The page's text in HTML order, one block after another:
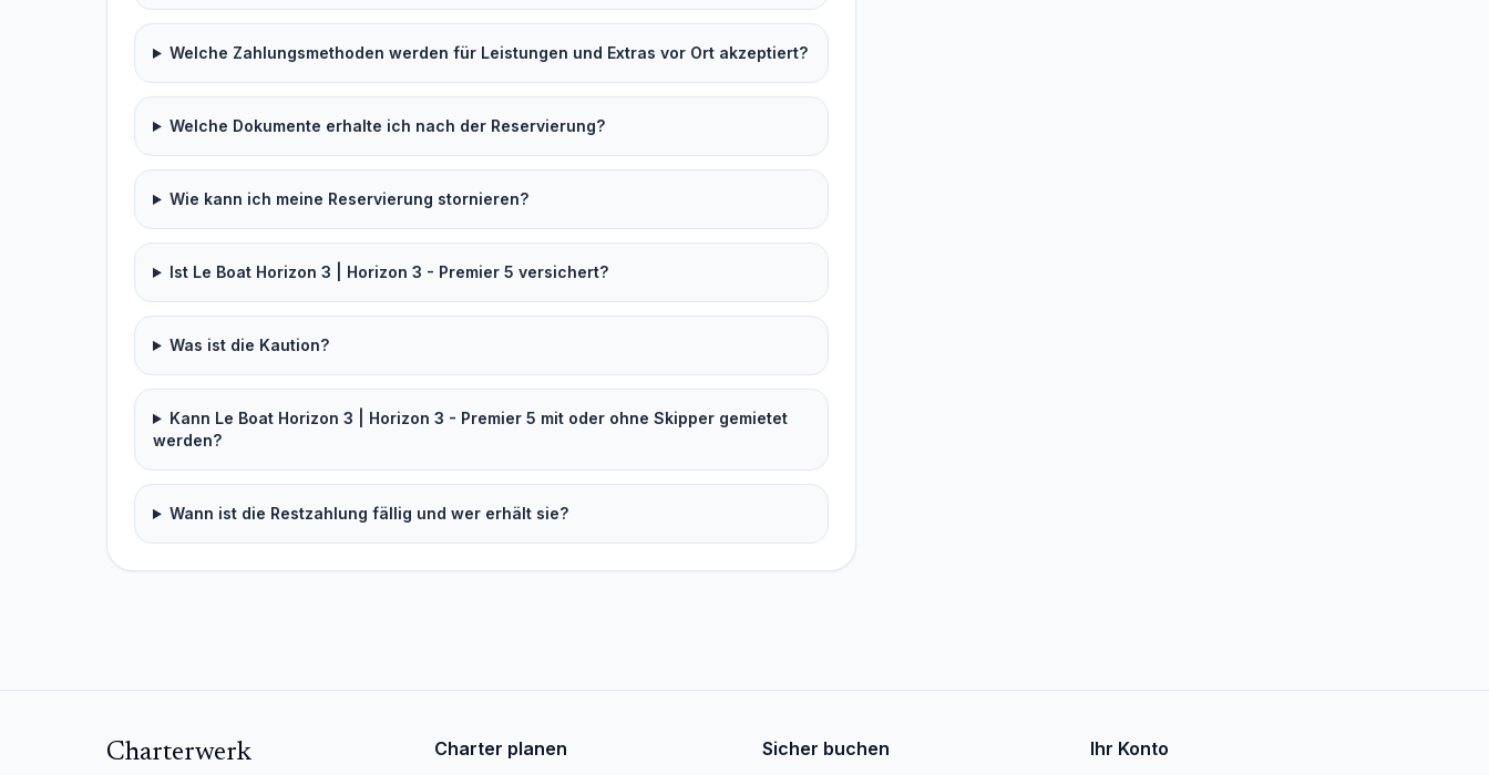
Welche Zahlungsmethoden werden für Leistungen und Extras vor Ort akzeptiert?
Welche Dokumente erhalte ich nach der Reservierung?
Wie kann ich meine Reservierung stornieren?
Ist Le Boat Horizon 3 | Horizon 3 - Premier 5 versichert?
Was ist die Kaution?
Kann Le Boat Horizon 3 | Horizon 3 - Premier 5 mit oder ohne Skipper gemietet
werden?
Wann ist die Restzahlung fällig und wer erhält sie?
Charterwerk Charter planen Sicher buchen Ihr Konto